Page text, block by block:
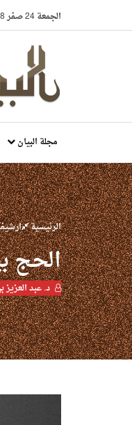
الجمعة 24 صفر 1448 هـ
مجلة البيان
الرئيسية
الحج
د. عبد